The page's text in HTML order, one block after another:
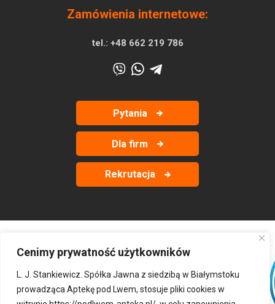
Cenimy prywatność użytkowników
L. J. Stankiewicz. Spółka Jawna z siedzibą w Białymstoku
prowadząca Aptekę pod Lwem, stosuje pliki cookies w
Zamówienia internetowe:
tel.: +48 662 219 786
Pytania
Dla firm
Rekrutacja
‹